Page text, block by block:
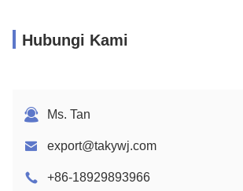
Hubungi Kami
Ms. Tan
export@takywj.com
+86-18929893966